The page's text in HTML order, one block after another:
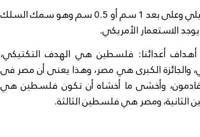
والآن يوجد الاحتلال الإسرائيلي وعلى بعد 1 سم أو 0.5 سم وهو سمك السلك
الاستعمار الأمريكي.
أعدائنا: فلسطين هي الهدف التكتيكي،
والجائزة الكبرى هي مصر، وهذا يعنى أن مصر فى
قادمون، وأخشى ما أخشاه أن تكون فلسطين هي
ومصر هي فلسطين الثالثة.